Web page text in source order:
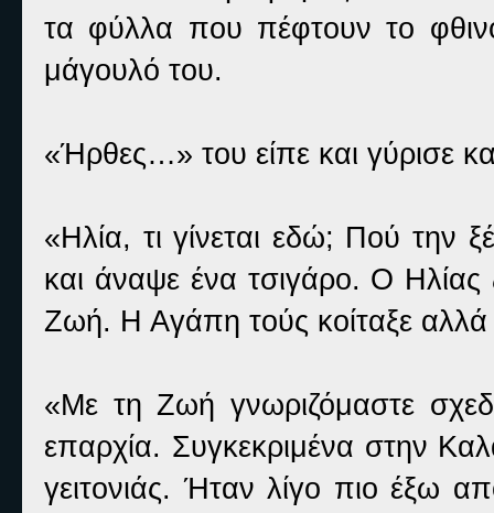
τα φύλλα που πέφτουν το
μάγουλό του.
«Ήρθες…» του είπε και γύρισε
«Ηλία, τι γίνεται εδώ; Πού την
και άναψε ένα τσιγάρο. Ο Ηλίας
Ζωή. Η Αγάπη τούς κοίταξε αλλά
«Με τη Ζωή γνωριζόμαστε
επαρχία. Συγκεκριμένα στην
γειτονιάς. Ήταν λίγο πιο έξω